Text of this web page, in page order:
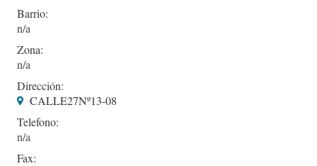
Barrio:
Zona:
Dirección:
CALLE27Nº13-08
Telefono:
Fax: